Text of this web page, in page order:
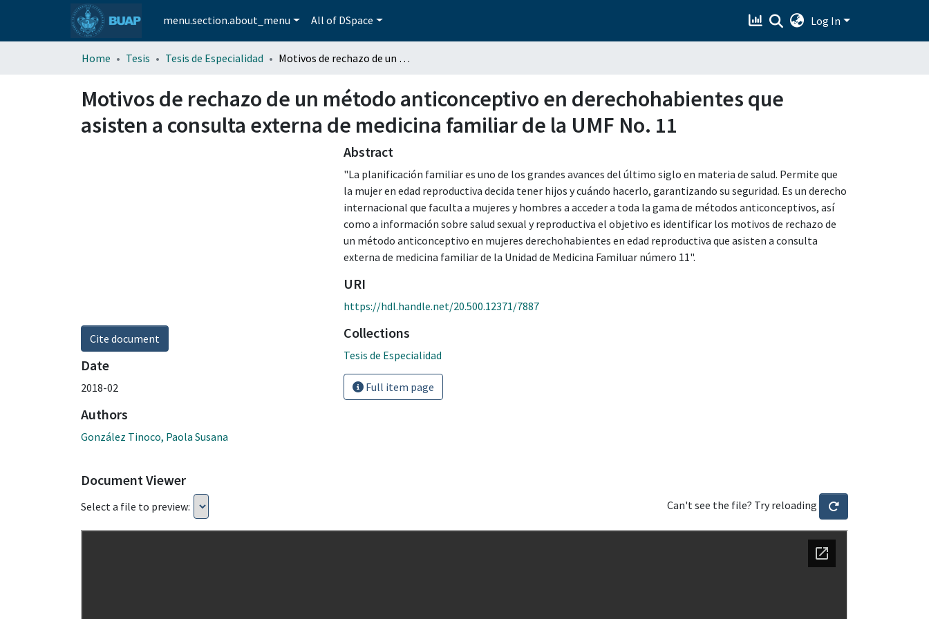
menu.section.about_menu All of DSpace Log In
Home Tesis Tesis de Especialidad Motivos de rechazo de un método anticonceptivo en derechohabientes que asisten a consulta externa de medicina familiar de la UMF No. 11
Motivos de rechazo de un método anticonceptivo en derechohabientes que
asisten a consulta externa de medicina familiar de la UMF No. 11
Cite document
Date
2018-02
Authors
González Tinoco, Paola Susana
Abstract
"La planificación familiar es uno de los grandes avances del último siglo en materia de salud. Permite que
la mujer en edad reproductiva decida tener hijos y cuándo hacerlo, garantizando su seguridad. Es un derecho
internacional que faculta a mujeres y hombres a acceder a toda la gama de métodos anticonceptivos, así
como a información sobre salud sexual y reproductiva el objetivo es identificar los motivos de rechazo de
un método anticonceptivo en mujeres derechohabientes en edad reproductiva que asisten a consulta
externa de medicina familiar de la Unidad de Medicina Familuar número 11".
URI
https://hdl.handle.net/20.500.12371/7887
Collections
Tesis de Especialidad
Full item page
Document Viewer
Select a file to preview: Can't see the file? Try reloading